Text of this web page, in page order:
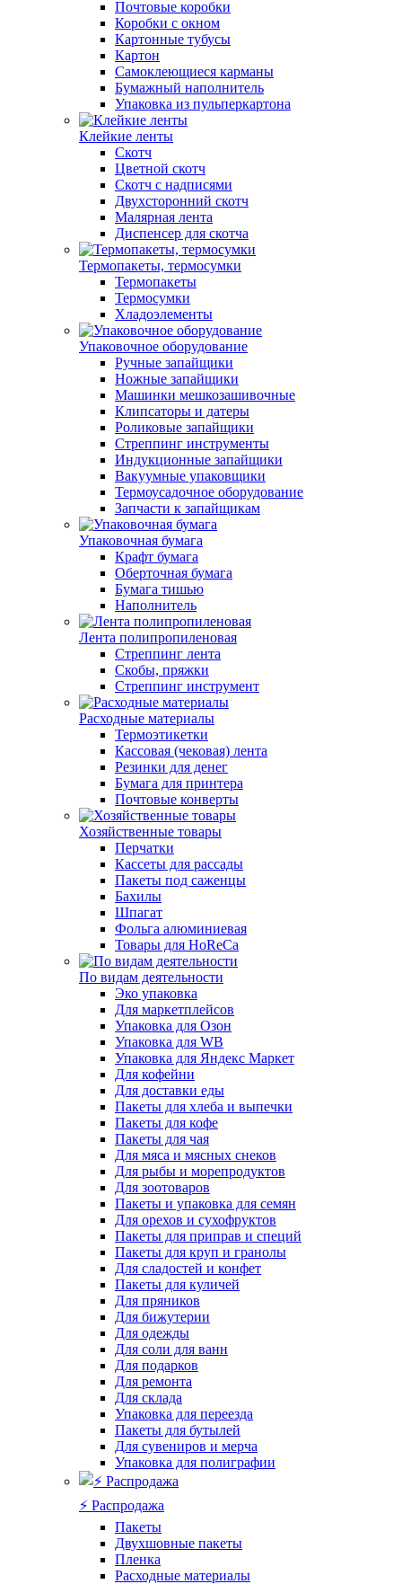
Почтовые коробки
Коробки с окном
Картонные тубусы
Картон
Самоклеющиеся карманы
Бумажный наполнитель
Упаковка из пульперкартона
Клейкие ленты
Скотч
Цветной скотч
Скотч с надписями
Двухсторонний скотч
Малярная лента
Диспенсер для скотча
Термопакеты, термосумки
Термопакеты
Термосумки
Хладоэлементы
Упаковочное оборудование
Ручные запайщики
Ножные запайщики
Машинки мешкозашивочные
Клипсаторы и датеры
Роликовые запайщики
Стреппинг инструменты
Индукционные запайщики
Вакуумные упаковщики
Термоусадочное оборудование
Запчасти к запайщикам
Упаковочная бумага
Крафт бумага
Оберточная бумага
Бумага тишью
Наполнитель
Лента полипропиленовая
Стреппинг лента
Скобы, пряжки
Стреппинг инструмент
Расходные материалы
Термоэтикетки
Кассовая (чековая) лента
Резинки для денег
Бумага для принтера
Почтовые конверты
Хозяйственные товары
Перчатки
Кассеты для рассады
Пакеты под саженцы
Бахилы
Шпагат
Фольга алюминиевая
Товары для HoReCa
По видам деятельности
Эко упаковка
Для маркетплейсов
Упаковка для Озон
Упаковка для WB
Упаковка для Яндекс Маркет
Для кофейни
Для доставки еды
Пакеты для хлеба и выпечки
Пакеты для кофе
Пакеты для чая
Для мяса и мясных снеков
Для рыбы и морепродуктов
Для зоотоваров
Пакеты и упаковка для семян
Для орехов и сухофруктов
Пакеты для приправ и специй
Пакеты для круп и гранолы
Для сладостей и конфет
Пакеты для куличей
Для пряников
Для бижутерии
Для одежды
Для соли для ванн
Для подарков
Для ремонта
Для склада
Упаковка для переезда
Пакеты для бутылей
Для сувениров и мерча
Упаковка для полиграфии
⚡️ Распродажа
Пакеты
Двухшовные пакеты
Пленка
Расходные материалы